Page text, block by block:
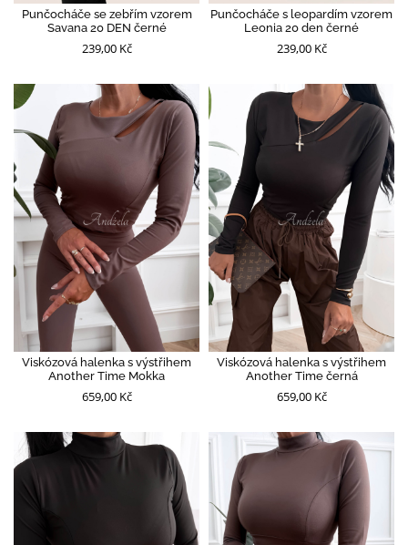
Punčocháče se zebřím vzorem
Savana 20 DEN černé
239,00 Kč
Punčocháče s leopardím vzorem
Leonia 20 den černé
239,00 Kč
Viskózová halenka s výstřihem
Another Time Mokka
659,00 Kč
Viskózová halenka s výstřihem
Another Time černá
659,00 Kč